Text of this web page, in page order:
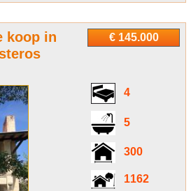
€ 145.000
koop in
4
5
300
1162